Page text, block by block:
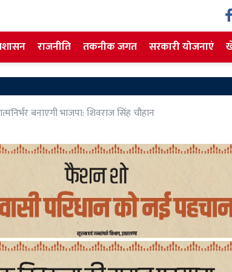
राजनीति तकनीक जगत सरकारी योजनाएं
बनाएगी भाजपा: शिवराज सिंह चौहान